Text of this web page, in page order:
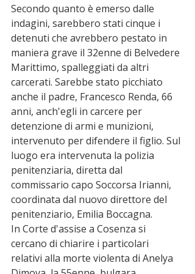
Secondo quanto è emerso dalle
indagini, sarebbero stati cinque i
detenuti che avrebbero pestato in
maniera grave il 32enne di Belvedere
Marittimo, spalleggiati da altri
carcerati. Sarebbe stato picchiato
anche il padre, Francesco Renda, 66
anni, anch'egli in carcere per
detenzione di armi e munizioni,
intervenuto per difendere il figlio. Sul
luogo era intervenuta la polizia
penitenziaria, diretta dal
commissario capo Soccorsa Irianni,
coordinata dal nuovo direttore del
penitenziario, Emilia Boccagna.
In Corte d'assise a Cosenza si
cercano di chiarire i particolari
relativi alla morte violenta di Anelya